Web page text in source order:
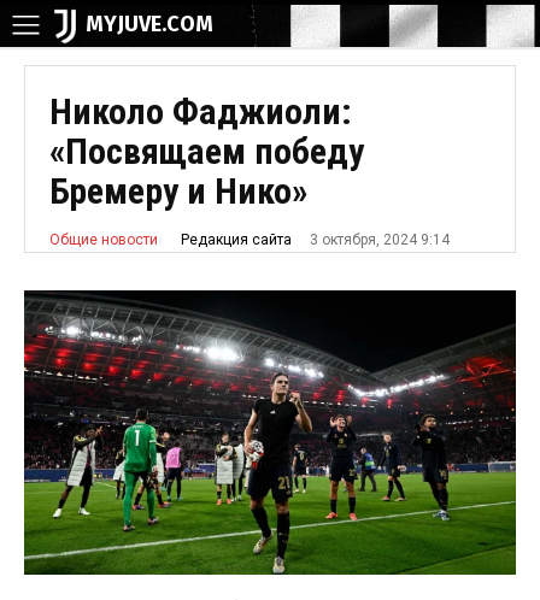
MYJUVE.COM
Николо Фаджиоли:
«Посвящаем победу
Бремеру и Нико»
Общие новости Редакция сайта 3 октября, 2024 9:14